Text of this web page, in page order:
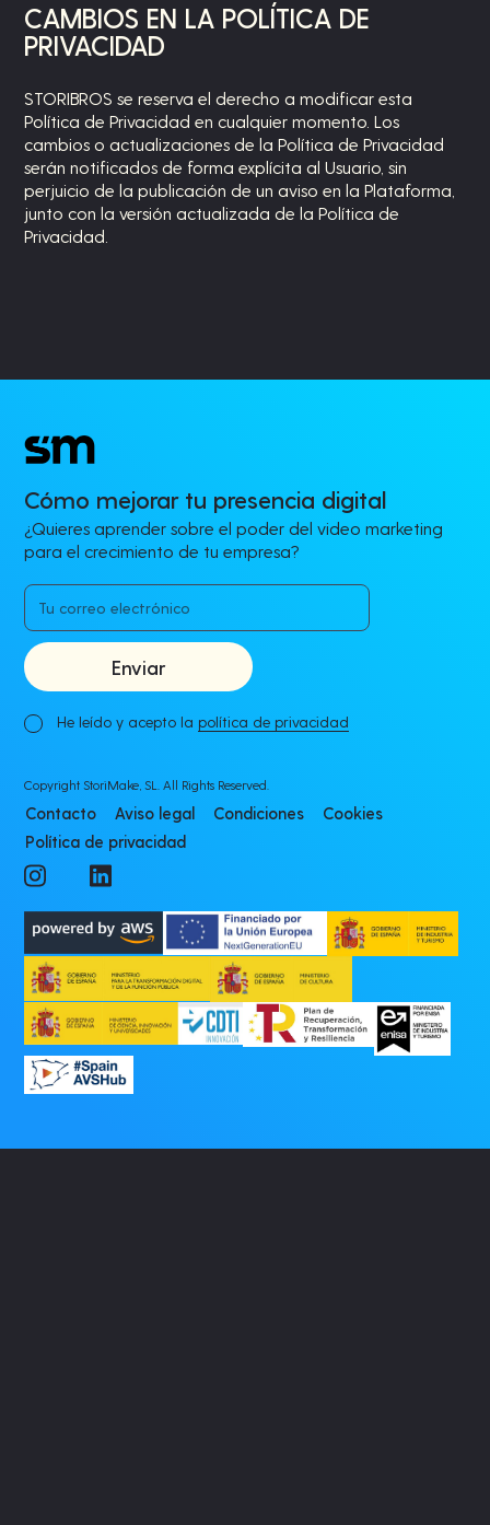
CAMBIOS EN LA POLÍTICA DE
PRIVACIDAD
STORIBROSse reserva el derecho a modificar esta
Política de Privacidad en cualquier momento. Los
cambios o actualizaciones de la Política de Privacidad
serán notificados de forma explícita al Usuario, sin
perjuicio de la publicación de un aviso en la Plataforma,
junto con la versión actualizada de la Política de
Privacidad.
Cómo mejorar tu presencia digital
¿Quieres aprender sobre el poder del video marketing
para el crecimiento de tu empresa?
He leído y acepto la política de privacidad
Copyright StoriMake, SL. All Rights Reserved.
Contacto Aviso legal Condiciones
Cookies
Política de privacidad